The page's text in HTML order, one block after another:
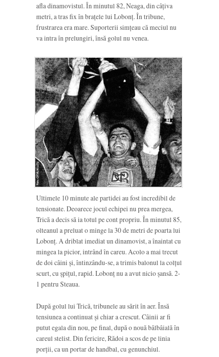
afla dinamovistul. În minutul 82, Neaga, din câțiva
metri, a tras fix în brațele lui Lobonț. În tribune,
frustrarea era mare. Suporterii simțeau că meciul nu
va intra în prelungiri, însă golul nu venea.
Ultimele 10 minute ale partidei au fost incredibil de
tensionate. Deoarece jocul echipei nu prea mergea,
Trică a decis să ia totul pe cont propriu. În minutul 85,
olteanul a preluat o minge la 30 de metri de poarta lui
Lobonț. A driblat imediat un dinamovist, a înaintat cu
mingea la picior, intrând în careu. Acolo a mai trecut
de doi câini și, întinzându-se, a trimis balonul la colțul
scurt, cu șpițul, rapid. Lobonț nu a avut nicio șansă. 2-
1 pentru Steaua.
După golul lui Trică, tribunele au sărit în aer. Însă
tensiunea a continuat și chiar a crescut. Câinii ar fi
putut egala din nou, pe final, după o nouă bâlbâială în
careul stelist. Din fericire, Rădoi a scos de pe linia
porții, ca un portar de handbal, cu genunchiul.